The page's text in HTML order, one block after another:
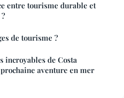
entre tourisme durable et
de tourisme ?
incroyables de Costa
aventure en mer